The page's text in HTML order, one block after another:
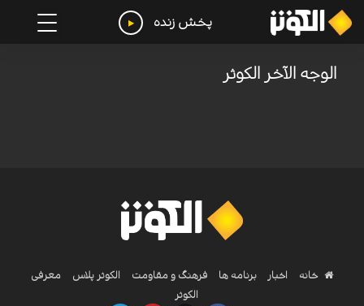
پخش زنده
الوجه الآخر الکوثر
خانه اخبار برنامه ها فرهنگ و مقاومت الکوثر پلاس
معرفی
الکوثر